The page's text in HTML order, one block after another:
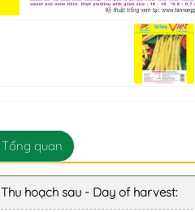
Tổng quan
Thu hoạch sau - Day of harvest: